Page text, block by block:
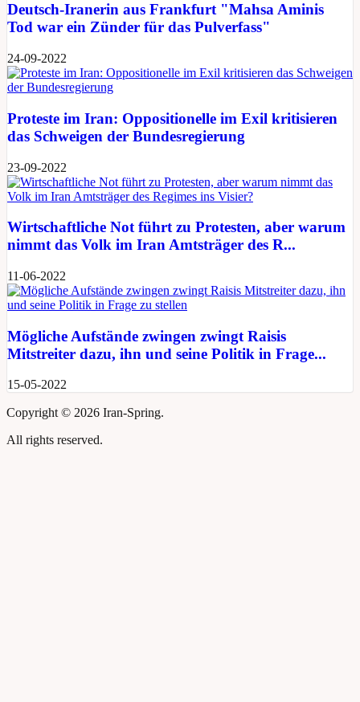
Deutsch-Iranerin aus Frankfurt "Mahsa Aminis
Tod war ein Zünder für das Pulverfass"
24-09-2022
Proteste im Iran: Oppositionelle im Exil kritisieren
das Schweigen der Bundesregierung
23-09-2022
Wirtschaftliche Not führt zu Protesten, aber warum
nimmt das Volk im Iran Amtsträger des R...
11-06-2022
Mögliche Aufstände zwingen zwingt Raisis
Mitstreiter dazu, ihn und seine Politik in Frage...
15-05-2022
Copyright © 2026 Iran-Spring.
All rights reserved.